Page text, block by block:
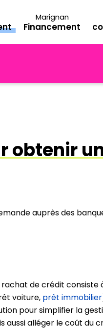
Marignan
Financement
obtenir
auprès des
de crédit consiste
voiture, prêt immobilier
pour simplifier la
aussi alléger le coût du